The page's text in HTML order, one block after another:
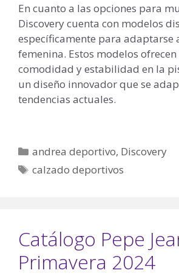
En cuanto a las opciones para
Discovery cuenta con modelos
específicamente para adaptarse
femenina. Estos modelos
comodidad y estabilidad en la
un diseño innovador que se
tendencias actuales.
Categorías
andrea deportivo, Discovery
Etiquetas
calzado deportivos
Catálogo Pepe
Primavera 2024